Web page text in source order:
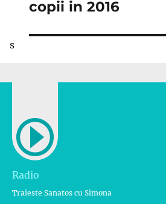
următor:
copii in 2016
s
Radio
Traieste Sanatos cu Simona